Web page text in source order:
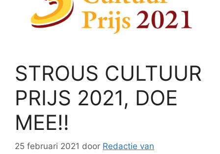
STROUS CULTUUR
PRIJS 2021, DOE
MEE!!
25 februari 2021 door Redactie van